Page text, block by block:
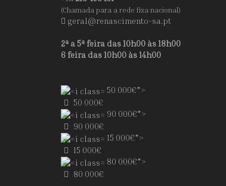
(Chamada para a rede fixa nacional)
geral@renascimento-sa.pt
2ª a 5ª feira das 10h00 às 18h00
6 feira das 10h00 às 14h00
50 000€">
50 000€
90 000€">
90 000€
15 000€">
15 000€
80 000€">
80 000€